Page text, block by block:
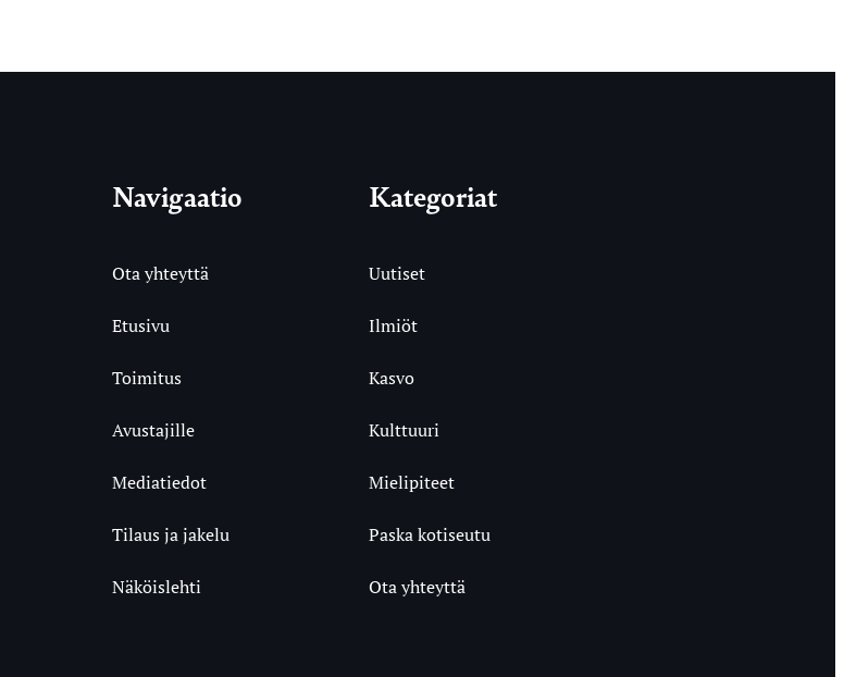
Navigaatio
Ota yhteyttä
Etusivu
Toimitus
Avustajille
Mediatiedot
Tilaus ja jakelu
Näköislehti
Kategoriat
Uutiset
Ilmiöt
Kasvo
Kulttuuri
Mielipiteet
Paska kotiseutu
Ota yhteyttä